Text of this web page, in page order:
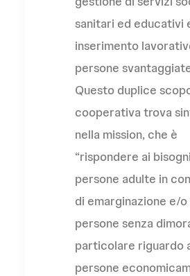
sanitari ed educativi
inserimento
persone
Questo duplice
cooperativa trova
nella mission, che è
“rispondere ai
persone adulte in
di emarginazione e/o
persone senza
particolare riguardo
persone